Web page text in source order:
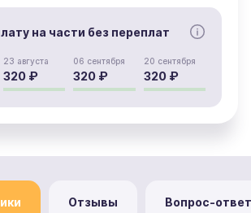
на части без переплат
23 августа
320 ₽
06 сентября
320 ₽
20 сентября
320 ₽
Отзывы Вопрос-ответ